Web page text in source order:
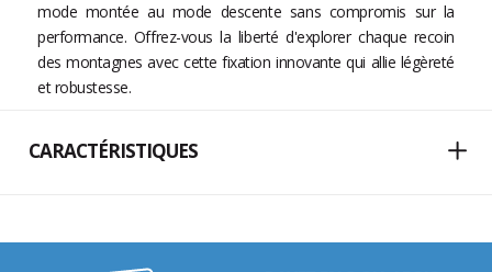
mode montée au mode descente sans compromis sur la
performance. Offrez-vous la liberté d'explorer chaque recoin
des montagnes avec cette fixation innovante qui allie légèreté
et robustesse.
CARACTÉRISTIQUES